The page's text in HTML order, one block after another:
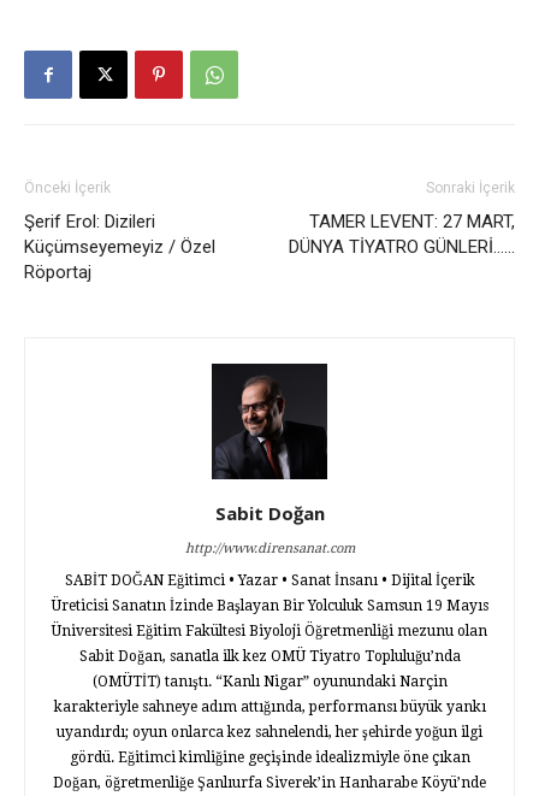
Önceki İçerik
Şerif Erol: Dizileri
Küçümseyemeyiz / Özel
Röportaj
Sonraki İçerik
TAMER LEVENT: 27 MART,
DÜNYA TİYATRO GÜNLERİ……
Sabit Doğan
http://www.dirensanat.com
SABİT DOĞAN Eğitimci • Yazar • Sanat İnsanı • Dijital İçerik
Üreticisi Sanatın İzinde Başlayan Bir Yolculuk Samsun 19 Mayıs
Üniversitesi Eğitim Fakültesi Biyoloji Öğretmenliği mezunu olan
Sabit Doğan, sanatla ilk kez OMÜ Tiyatro Topluluğu’nda
(OMÜTİT) tanıştı. “Kanlı Nigar” oyunundaki Narçin
karakteriyle sahneye adım attığında, performansı büyük yankı
uyandırdı; oyun onlarca kez sahnelendi, her şehirde yoğun ilgi
gördü. Eğitimci kimliğine geçişinde idealizmiyle öne çıkan
Doğan, öğretmenliğe Şanlıurfa Siverek’in Hanharabe Köyü’nde